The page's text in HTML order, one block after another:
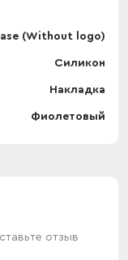
(Without logo)
Силикон
Накладка
Фиолетовый
отзыв